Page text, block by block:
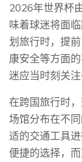
2026年世界杯
味着球迷将面
划旅行时，提
康安全等方面
迷应当时刻关
在跨国旅行时
场馆分布在不
适的交通工具
便捷的选择，